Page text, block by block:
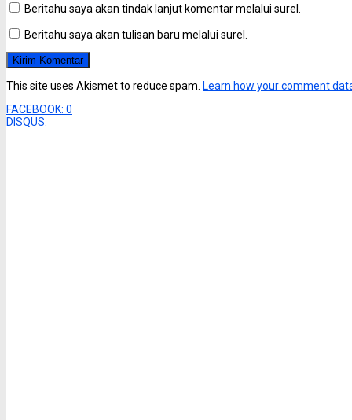
Beritahu saya akan tindak lanjut komentar melalui surel.
Beritahu saya akan tulisan baru melalui surel.
This site uses Akismet to reduce spam. Learn how your comment
FACEBOOK: 0
DISQUS: